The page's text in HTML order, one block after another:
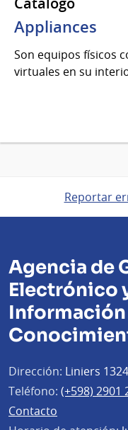
Appliances
Son equipos físicos
virtuales en su
Reportar
Agencia de
Electrónico
Información
Dirección: Liniers
Teléfono: (+598) 2901
Contacto